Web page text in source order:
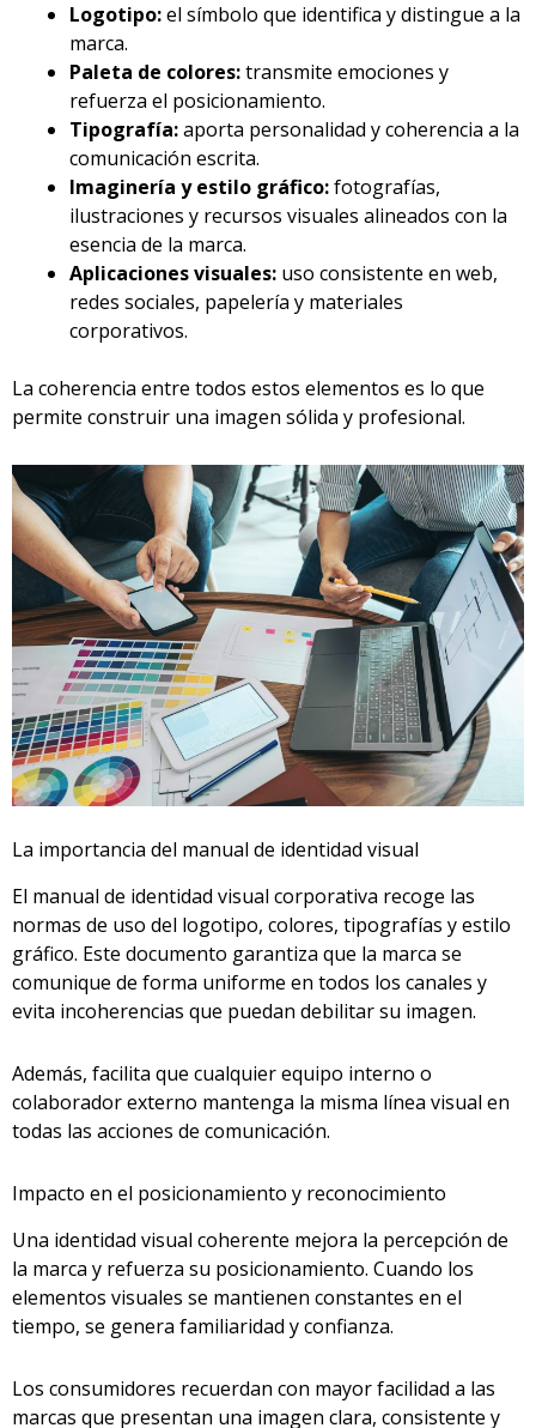
Logotipo:el símbolo que identifica y distingue a la
marca.
Paleta de colores:transmite emociones y
refuerza el posicionamiento.
Tipografía:aporta personalidad y coherencia a la
comunicación escrita.
Imaginería y estilo gráfico:fotografías,
ilustraciones y recursos visuales alineados con la
esencia de la marca.
Aplicaciones visuales: uso consistente en web,
redes sociales, papelería y materiales
corporativos.
La coherencia entre todos estos elementos es lo que
permite construir una imagen sólida y profesional.
La importancia del manual de identidad visual
El manual de identidad visual corporativa recoge las
normas de uso del logotipo, colores, tipografías y estilo
gráfico. Este documento garantiza que la marca se
comunique de forma uniforme en todos los canales y
evita incoherencias que puedan debilitar su imagen.
Además, facilita que cualquier equipo interno o
colaborador externo mantenga la misma línea visual en
todas las acciones de comunicación.
Impacto en el posicionamiento y reconocimiento
Una identidad visual coherente mejora la percepción de
la marca y refuerza su posicionamiento. Cuando los
elementos visuales se mantienen constantes en el
tiempo, se genera familiaridad y confianza.
Los consumidores recuerdan con mayor facilidad a las
marcas que presentan una imagen clara, consistente y